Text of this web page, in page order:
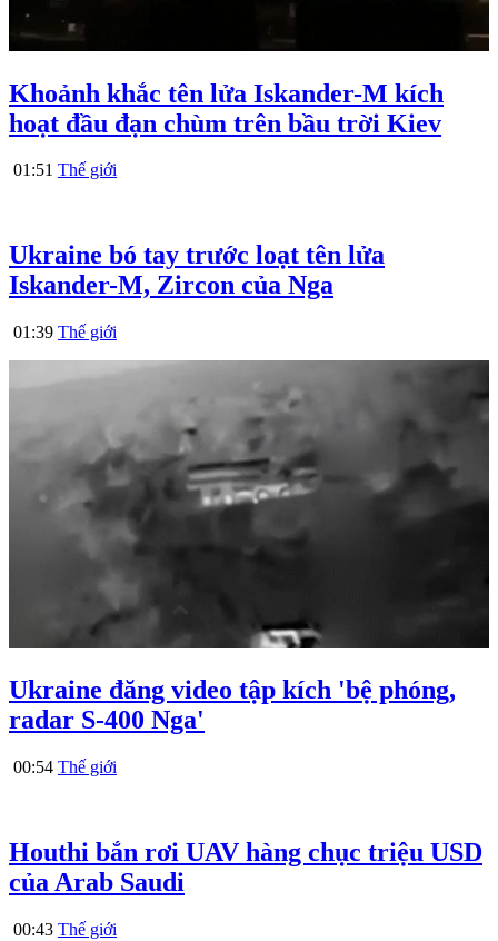
Khoảnh khắc tên lửa Iskander-M kích
hoạt đầu đạn chùm trên bầu trời Kiev
01:51 Thế giới
Ukraine bó tay trước loạt tên lửa
Iskander-M, Zircon của Nga
01:39 Thế giới
Ukraine đăng video tập kích 'bệ phóng,
radar S-400 Nga'
00:54 Thế giới
Houthi bắn rơi UAV hàng chục triệu USD
của Arab Saudi
00:43 Thế giới